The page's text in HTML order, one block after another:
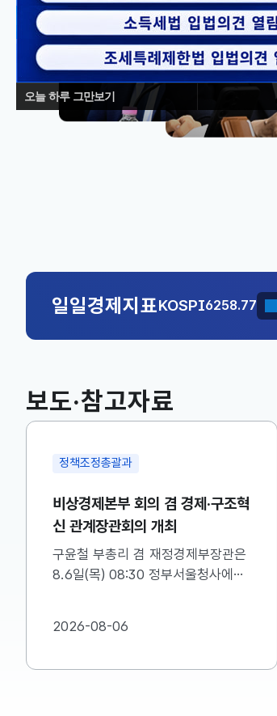
오늘 하루 그만보기
일일경제지표
KOSPI6258.77
국고채(3년)3.746
보도·참고자료
정책조정총괄과
비상경제본부 회의 겸 경제·구조혁
신 관계장관회의 개최
구윤철 부총리 겸 재정경제부장관은
8.6일(목) 08:30 정부서울청사에서
자세한 내용은 첨부자료를 참고하여
2026-08-06